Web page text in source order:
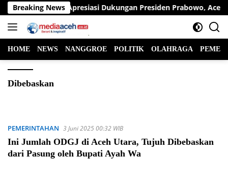
Langsung
ke
konten
Breaking News
Bupati Ayah Wa Apresiasi Dukungan Presiden Prabowo, Aceh
HOME NEWS NANGGROE POLITIK OLAHRAGA
Dibebaskan
PEMERINTAHAN 3 Juni 2025 00:32 WIB
Ini Jumlah ODGJ di Aceh Utara, Tujuh Dibebaskan
dari Pasung oleh Bupati Ayah Wa